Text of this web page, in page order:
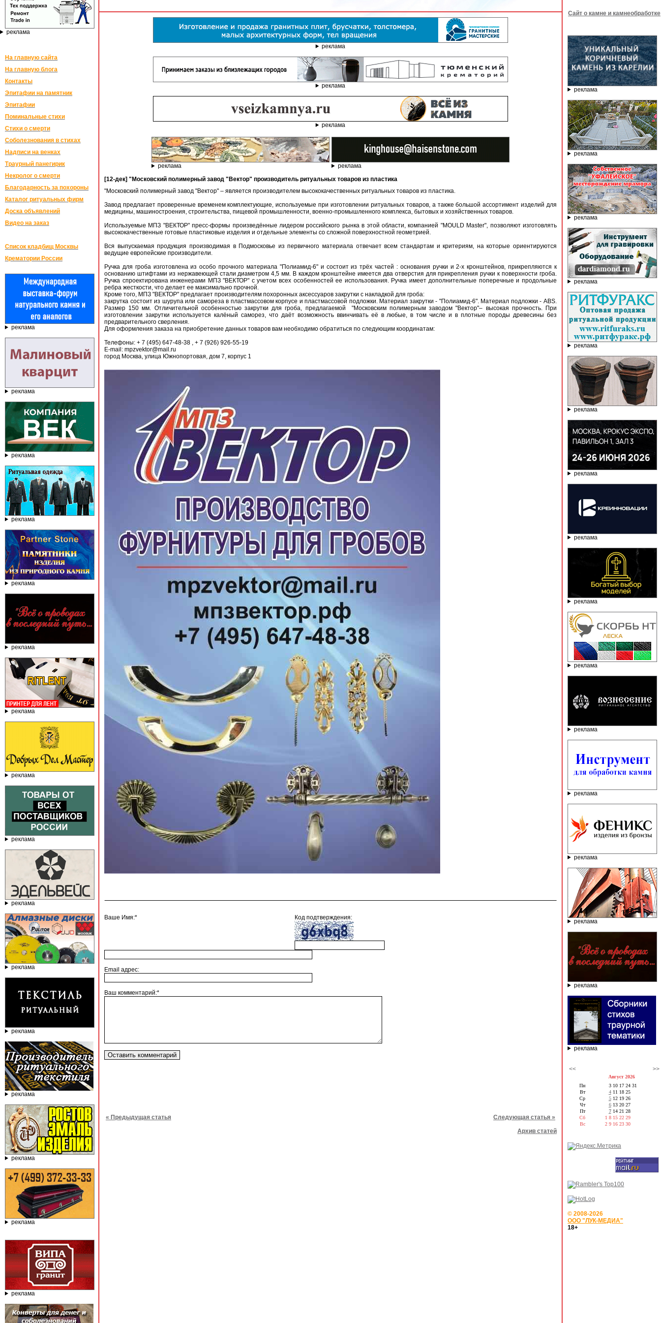
реклама
На главную сайта
На главную блога
Контакты
Эпитафии на памятник
Эпитафии
Поминальные стихи
Стихи о смерти
Соболезнования в стихах
Надписи на венках
Траурный панегирик
Некролог о смерти
Благодарность за похороны
Каталог ритуальных фирм
Доска объявлений
Видео на заказ
Список кладбищ Москвы
Крематории России
реклама
реклама
реклама
реклама
реклама
реклама
реклама
реклама
реклама
реклама
реклама
реклама
реклама
реклама
реклама
реклама
реклама
реклама
реклама
реклама
реклама
[12-дек] "Московский полимерный завод "Вектор" производитель ритуальных товаров из пластика
"Московский полимерный завод "Вектор" – является производителем высококачественных ритуальных товаров из пластика.
Завод предлагает проверенные временем комплектующие, используемые при изготовлении ритуальных товаров, а также большой ассортимент изделий для
медицины, машиностроения, строительства, пищевой промышленности, военно-промышленного комплекса, бытовых и хозяйственных товаров.
Используемые МПЗ "ВЕКТОР" пресс-формы произведённые лидером российского рынка в этой области, компанией "MOULD Master", позволяют изготовлять
высококачественные готовые пластиковые изделия и отдельные элементы со сложной поверхностной геометрией.
Вся выпускаемая продукция производимая в Подмосковье из первичного материала отвечает всем стандартам и критериям, на которые ориентируются
ведущие европейские производители.
Ручка для гроба изготовлена из особо прочного материала "Полиамид-6" и состоит из трёх частей : основания ручки и 2-х кронштейнов, прикрепляются к
основанию штифтами из нержавеющей стали диаметром 4,5 мм. В каждом кронштейне имеется два отверстия для прикрепления ручки к поверхности гроба.
Ручка спроектирована инженерами МПЗ "ВЕКТОР" с учетом всех особенностей ее использования. Ручка имеет дополнительные поперечные и продольные
ребра жесткости, что делает ее максимально прочной.
Кроме того, МПЗ "ВЕКТОР" предлагает производителям похоронных аксессуаров закрутки с накладкой для гроба:
закрутка состоит из шурупа или самореза в пластмассовом корпусе и пластмассовой подложки. Материал закрутки - "Полиамид-6". Материал подложки - АВS.
Размер 150 мм. Отличительной особенностью закрутки для гроба, предлагаемой "Московским полимерным заводом "Вектор"– высокая прочность. При
изготовлении закрутки используется калёный саморез, что даёт возможность ввинчивать её в любые, в том числе и в плотные породы древесины без
предварительного сверления.
Для оформления заказа на приобретение данных товаров вам необходимо обратиться по следующим координатам:
Телефоны: + 7 (495) 647-48-38 , + 7 (926) 926-55-19
E-mail: mpzvektor@mail.ru
город Москва, улица Южнопортовая, дом 7, корпус 1
Код подтверждения:
Ваше Имя:*
Email адрес:
Ваш комментарий:*
« Предыдущая статья
Следующая статья »
Архив статей
Сайт о камне и камнеобработке
реклама
реклама
реклама
реклама
реклама
реклама
реклама
реклама
реклама
реклама
реклама
реклама
реклама
реклама
реклама
реклама
<< >>
Август 2026
Пн
Вт
Ср
Чт
Пт
Сб
Вс
3 10 17 24 31
4 11 18 25
5 12 19 26
6 13 20 27
7 14 21 28
1 8 15 22 29
2 9 16 23 30
© 2008-2026
ООО "ЛУК-МЕДИА"
18+